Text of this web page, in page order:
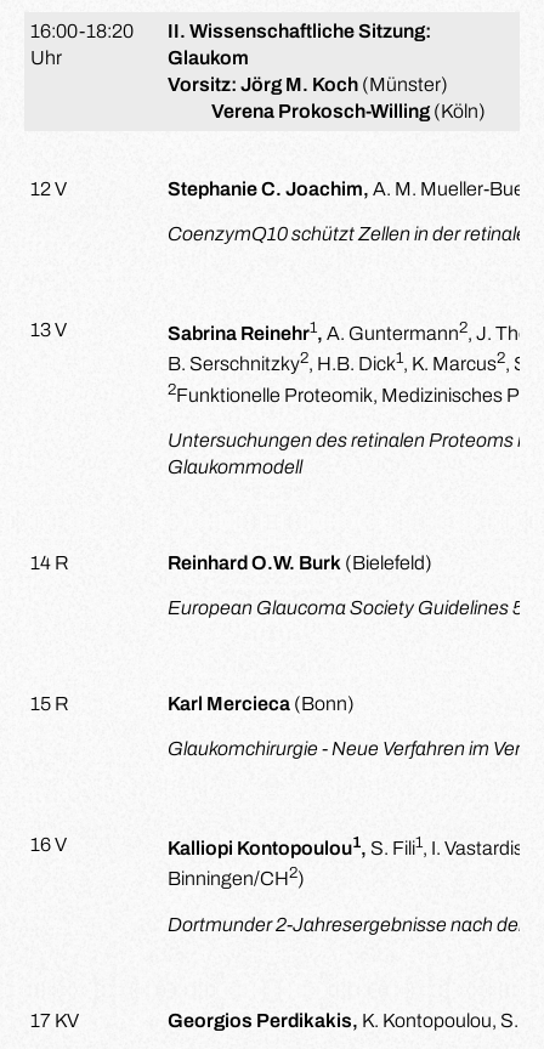
16:00-18:20
Uhr
II. Wissenschaftliche Sitzung:
Glaukom
Vorsitz: Jörg M. Koch (Münster)
Verena Prokosch-Willing(Köln)
12 V Stephanie C. Joachim, A. M. Mueller-
CoenzymQ10 schützt Zellen in der
13 V Sabrina Reinehr1, A. Guntermann2, J.
B. Serschnitzky2, H.B. Dick1, K. Marcus2,
2Funktionelle Proteomik, Medizinisches
Untersuchungen des retinalen Proteoms
Glaukommodell
14 R Reinhard O.W. Burk (Bielefeld)
European Glaucoma Society Guidelines 5th
15 R Karl Mercieca (Bonn)
Glaukomchirurgie - Neue Verfahren im
16 V Kalliopi Kontopoulou1, S. Fili1, I. Vastardis
Binningen/CH2)
Dortmunder 2-Jahresergebnisse nach der
17 KV Georgios Perdikakis, K. Kontopoulou, S.